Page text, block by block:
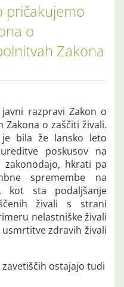
pričakujemo
o
Zakona
razpravi Zakon o
o zaščiti živali.
bila že lansko leto
poskusov na
hkrati pa
spremembe na
kot sta podaljšanje
živali s strani
nelastniške živali
zdravih živali
ostajajo tudi